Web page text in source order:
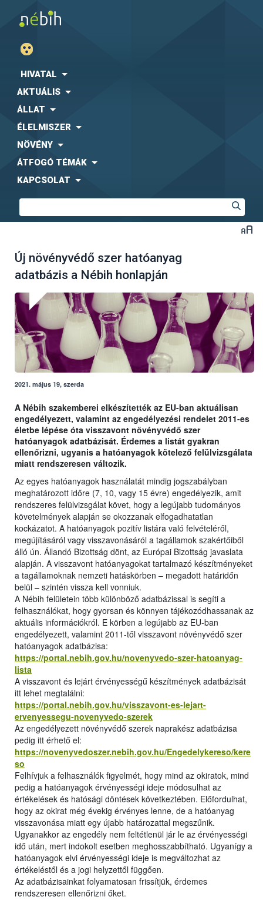
HIVATAL
AKTUÁLIS
ÁLLAT
ÉLELMISZER
NÖVÉNY
ÁTFOGÓ TÉMÁK
KAPCSOLAT
Új növényvédő szer hatóanyag
adatbázis a Nébih honlapján
2021. május 19, szerda
A Nébih szakemberei elkészítették az EU-ban aktuálisan
engedélyezett, valamint az engedélyezési rendelet 2011-es
életbe lépése óta visszavont növényvédő szer
hatóanyagok adatbázisát. Érdemes a listát gyakran
ellenőrizni, ugyanis a hatóanyagok kötelező felülvizsgálata
miatt rendszeresen változik.
Az egyes hatóanyagok használatát mindig jogszabályban
meghatározott időre (7, 10, vagy 15 évre) engedélyezik, amit
rendszeres felülvizsgálat követ, hogy a legújabb tudományos
követelmények alapján se okozzanak elfogadhatatlan
kockázatot. A hatóanyagok pozitív listára való felvételéről,
megújításáról vagy visszavonásáról a tagállamok szakértőiből
álló ún. Állandó Bizottság dönt, az Európai Bizottság javaslata
alapján. A visszavont hatóanyagokat tartalmazó készítményeket
a tagállamoknak nemzeti hatáskörben – megadott határidőn
belül – szintén vissza kell vonniuk.
A Nébih felületein több különböző adatbázissal is segíti a
felhasználókat, hogy gyorsan és könnyen tájékozódhassanak az
aktuális információkról. E körben a legújabb az EU-ban
engedélyezett, valamint 2011-től visszavont növényvédő szer
hatóanyagok adatbázisa:
https://portal.nebih.gov.hu/novenyvedo-szer-hatoanyag-
lista
A visszavont és lejárt érvényességű készítmények adatbázisát
itt lehet megtalálni:
https://portal.nebih.gov.hu/visszavont-es-lejart-
ervenyessegu-novenyvedo-szerek
Az engedélyezett növényvédő szerek naprakész adatbázisa
pedig itt érhető el:
https://novenyvedoszer.nebih.gov.hu/Engedelykereso/kere
so
Felhívjuk a felhasználók figyelmét, hogy mind az okiratok, mind
pedig a hatóanyagok érvényességi ideje módosulhat az
értékelések és hatósági döntések következtében. Előfordulhat,
hogy az okirat még évekig érvényes lenne, de a hatóanyag
visszavonása miatt egy újabb határozattal megszűnik.
Ugyanakkor az engedély nem feltétlenül jár le az érvényességi
idő után, mert indokolt esetben meghosszabbítható. Ugyanígy a
hatóanyagok elvi érvényességi ideje is megváltozhat az
értékeléstől és a jogi helyzettől függően.
Az adatbázisainkat folyamatosan frissítjük, érdemes
rendszeresen ellenőrizni őket.